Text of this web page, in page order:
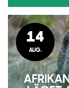
14
AUG.